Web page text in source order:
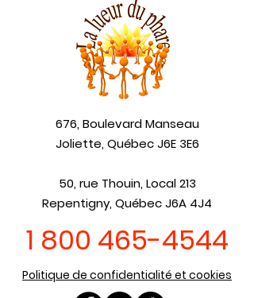
676, Boulevard Manseau
Joliette, Québec J6E 3E6
50, rue Thouin, Local 213
Repentigny, Québec J6A 4J4
1 800 465-4544
Politique de confidentialité et cookies